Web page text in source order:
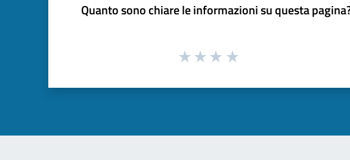
Quanto sono chiare le informazioni su questa